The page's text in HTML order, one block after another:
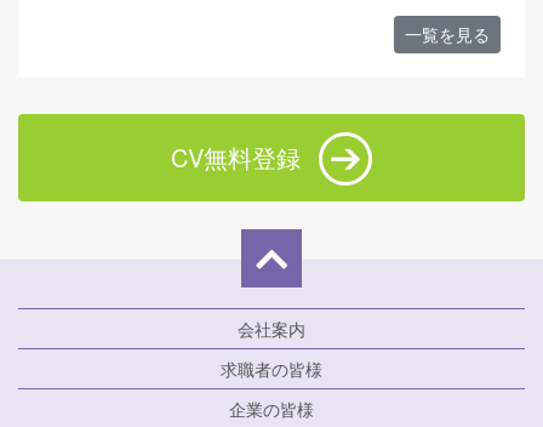
一覧を見る
CV無料登録
会社案内
求職者の皆様
企業の皆様